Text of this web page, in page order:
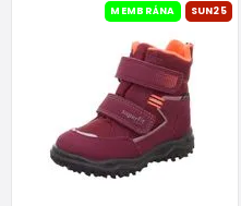
MEMBRÁNA SUN25